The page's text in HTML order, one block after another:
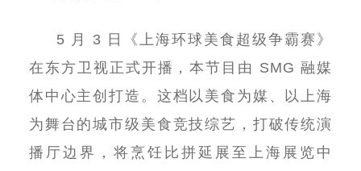
5 月 3 日《上海环球美食超级争霸赛》
在东方卫视正式开播，本节目由 SMG融媒
体中心主创打造。这档以美食为媒、以上海
为舞台的城市级美食竞技综艺，打破传统演
播厅边界，将烹饪比拼延展至上海展览中